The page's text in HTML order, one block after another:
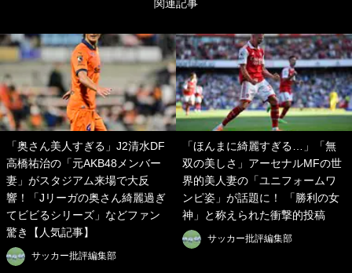
関連記事
「奥さん美人すぎる」J2清水DF
高橋祐治の「元AKB48メンバー
妻」がスタジアム来場で大反
響！「Jリーガの奥さん綺麗過ぎ
てビビるシリーズ」などファン
驚き【人気記事】
サッカー批評編集部
「ほんまに綺麗すぎる…」「無
双の美しさ」アーセナルMFの世
界的美人妻の「ユニフォームワ
ンピ姿」が話題に！ 「勝利の女
神」と称えられた衝撃的投稿
サッカー批評編集部